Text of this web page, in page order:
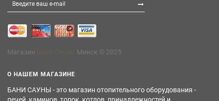
Магазин Минск © 2025
О НАШЕМ МАГАЗИНЕ
БАНИ САУНЫ - это магазин отопительного оборудования -